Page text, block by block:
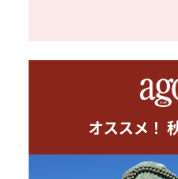
オススメ！